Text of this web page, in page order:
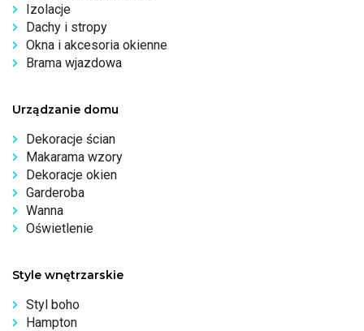
Izolacje
Dachy i stropy
Okna i akcesoria okienne
Brama wjazdowa
Urządzanie domu
Dekoracje ścian
Makarama wzory
Dekoracje okien
Garderoba
Wanna
Oświetlenie
Style wnętrzarskie
Styl boho
Hampton